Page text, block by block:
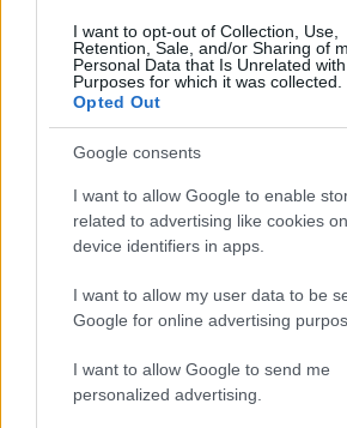
I want to opt-out of Collection, Use,
Retention, Sale, and/or Sharing of
Personal Data that Is Unrelated
Purposes for which it was collected.
Opted Out
Google consents
I want to allow Google to enable
related to advertising like cookies
device identifiers in apps.
I want to allow my user data to be
Google for online advertising
I want to allow Google to send me
personalized advertising.